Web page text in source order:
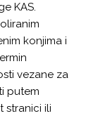
I
KAS.
konjima i
vezane za
putem
stranici ili